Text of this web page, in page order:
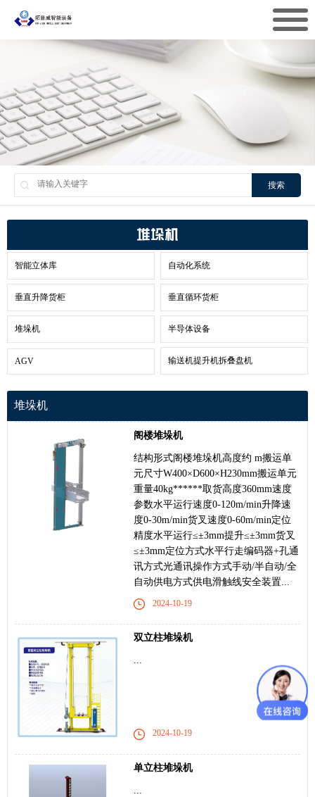
搜索
堆垛机
智能立体库 自动化系统
垂直升降货柜 垂直循环货柜
堆垛机 半导体设备
AGV 输送机提升机拆叠盘机
堆垛机
阁楼堆垛机
结构形式阁楼堆垛机高度约 m搬运单
元尺寸W400×D600×H230mm搬运单元
重量40kg******取货高度360mm速度
参数水平运行速度0-120m/min升降速
度0-30m/min货叉速度0-60m/min定位
精度水平运行≤±3mm提升≤±3mm货叉
≤±3mm定位方式水平行走编码器+孔通
讯方式光通讯操作方式手动/半自动/全
自动供电方式供电滑触线安全装置...
2024-10-19
双立柱堆垛机
...
2024-10-19
单立柱堆垛机